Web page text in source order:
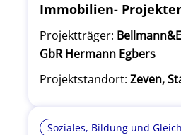
Immobilien-
Projektträger:
GbR Hermann Egbers
Projektstandort: Zeven,
Soziales, Bildung und